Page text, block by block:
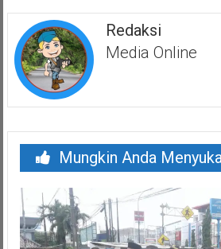
Redaksi
Media Online
Mungkin Anda